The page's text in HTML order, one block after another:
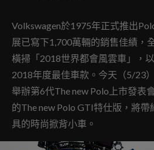
Volkswagen於1975年正式推出
展已寫下1,700萬輛的銷售佳績，
橫掃「2018世界都會風雲車」，
2018年度最佳車款。今天（5/23
舉辦第6代The new Polo上市發表
的The new Polo GTI特仕版，將
具的時尚掀背小車。